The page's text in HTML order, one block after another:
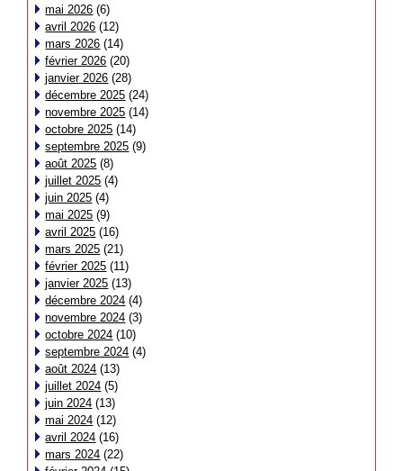
mai 2026 (6)
avril 2026 (12)
mars 2026 (14)
février 2026 (20)
janvier 2026 (28)
décembre 2025 (24)
novembre 2025 (14)
octobre 2025 (14)
septembre 2025 (9)
août 2025 (8)
juillet 2025 (4)
juin 2025 (4)
mai 2025 (9)
avril 2025 (16)
mars 2025 (21)
février 2025 (11)
janvier 2025 (13)
décembre 2024 (4)
novembre 2024 (3)
octobre 2024 (10)
septembre 2024 (4)
août 2024 (13)
juillet 2024 (5)
juin 2024 (13)
mai 2024 (12)
avril 2024 (16)
mars 2024 (22)